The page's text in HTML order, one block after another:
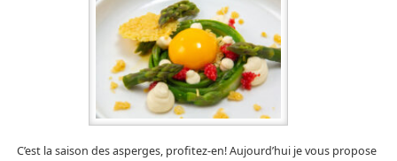
C’est la saison des asperges, profitez-en! Aujourd’hui je vous propose